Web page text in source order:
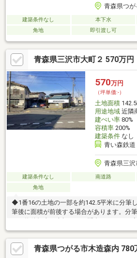
青森県つ
建築条件なし 本下水
角地
即引渡し可
青森県三沢市大町２ 570万円
570万円
（坪単価:-）
土地面積
用途地域近隣
建ぺい率80%
容積率200%
建築条件なし
青い森鉄道
青森県三沢
建築条件なし 南道路
角地
◆1番16の土地の一部を約142.5平米に分筆
筆後に面積が前後する場合があります。分
道路に面しているブロック塀は解体して更
◆陽当たり良好◎スーパー、ドラッグスト
12分圏内で周辺環境が充実しています。
青森県つがる市木造森内 780